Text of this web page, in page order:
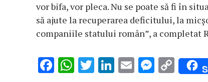
vor bifa, vor pleca. Nu se poate să fi în
să ajute la recuperarea deficitului, la
companiile statului român”, a completat
F W T Li E M C